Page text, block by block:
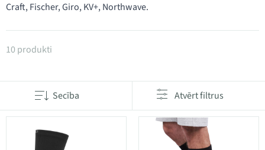
Craft, Fischer, Giro, KV+, Northwave.
Produkti kategorijā Ziemas zeķes
10 produkti
Secība Atvērt filtrus